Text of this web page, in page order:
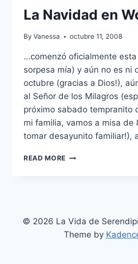
La Navidad en
By Vanessa octubre 11, 2008
…comenzó oficialmente
sorpesa mía) y aún no es ni
octubre (gracias a Dios!),
al Señor de los Milagros
próximo sabado tempranito
mi familia, vamos a misa de
tomar desayunito familiar!),
READ MORE LA
© 2026 La Vida de
Theme by